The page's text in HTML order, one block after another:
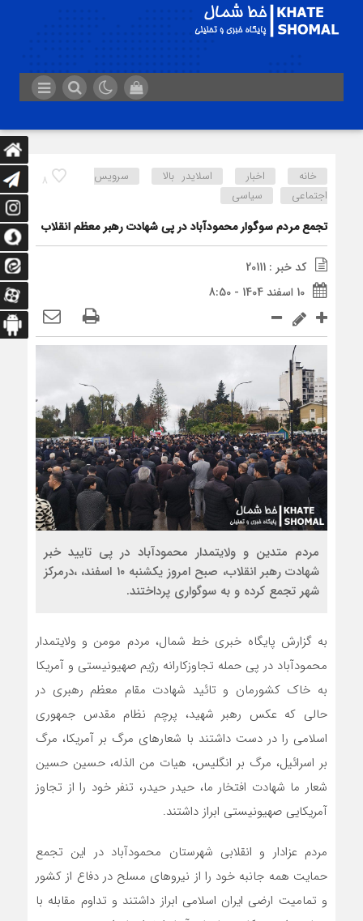
8 خانه اخبار اسلایدر بالا
سرویس
اجتماعی
سیاسی
تجمع مردم سوگوار محمودآباد در پی شهادت رهبر معظم انقلاب
کد خبر : 20111
10 اسفند 1404 - 8:50
مردم متدین و ولایتمدار محمودآباد در پی تایید خبر
شهادت رهبر انقلاب، صبح امروز یکشنبه ۱۰ اسفند، ،درمرکز
شهر تجمع کرده و به سوگواری پرداختند.
به گزارش پایگاه خبری خط شمال، مردم مومن و ولایتمدار
محمودآباد در پی حمله تجاوزکارانه رژیم صهیونیستی و آمریکا
به خاک کشورمان و تائید شهادت مقام معظم رهبری در
حالی که عکس‌ رهبر شهید، پرچم نظام مقدس جمهوری
اسلامی را در دست داشتند با شعارهای مرگ بر آمریکا، مرگ
بر اسرائیل، مرگ بر انگلیس، هیات من الذله، حسین حسین
شعار ما شهادت افتخار ما، حیدر حیدر، تنفر خود را از تجاوز
آمریکایی صهیونیستی ابراز داشتند.
مردم عزادار و انقلابی شهرستان محمودآباد در این تجمع
حمایت همه جانبه خود را از نیروهای مسلح در دفاع از کشور
و تمامیت ارضی ایران اسلامی ابراز داشتند و تداوم مقابله با